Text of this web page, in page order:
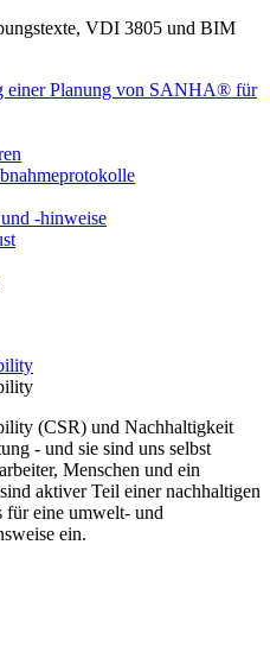
VDI 3805 und BIM
-hinweise
(CSR) und Nachhaltigkeit
- und sie sind uns selbst
Menschen und ein
aktiver Teil einer nachhaltigen
für eine umwelt- und
ein.